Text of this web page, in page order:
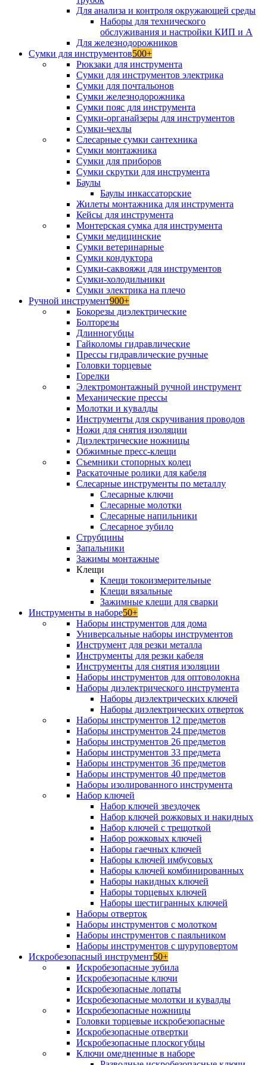
Для анализа и контроля окружающей среды
Наборы для технического
обслуживания и настройки КИП и А
Для железнодорожников
Сумки для инструментов500+
Рюкзаки для инструмента
Сумки для инструментов электрика
Сумки для почтальонов
Сумки железнодорожника
Сумки пояс для инструмента
Сумки-органайзеры для инструментов
Сумки-чехлы
Слесарные сумки сантехника
Сумки монтажника
Сумки для приборов
Сумки скрутки для инструмента
Баулы
Баулы инкассаторские
Жилеты монтажника для инструмента
Кейсы для инструмента
Монтерская сумка для инструмента
Сумки медицинские
Сумки ветеринарные
Сумки кондуктора
Сумки-саквояжи для инструментов
Сумки-холодильники
Сумки электрика на плечо
Ручной инструмент900+
Бокорезы диэлектрические
Болторезы
Длинногубцы
Гайколомы гидравлические
Прессы гидравлические ручные
Головки торцевые
Горелки
Электромонтажный ручной инструмент
Механические прессы
Молотки и кувалды
Инструменты для скручивания проводов
Ножи для снятия изоляции
Диэлектрические ножницы
Обжимные пресс-клещи
Съемники стопорных колец
Раскаточные ролики для кабеля
Слесарные инструменты по металлу
Слесарные ключи
Слесарные молотки
Слесарные напильники
Слесарное зубило
Струбцины
Запальники
Зажимы монтажные
Клещи
Клещи токоизмерительные
Клещи вязальные
Зажимные клещи для сварки
Инструменты в наборе50+
Наборы инструментов для дома
Универсальные наборы инструментов
Инструмент для резки металла
Инструменты для резки кабеля
Инструменты для снятия изоляции
Наборы инструментов для оптоволокна
Наборы диэлектрического инструмента
Наборы диэлектрических ключей
Наборы диэлектрических отверток
Наборы инструментов 12 предметов
Наборы инструментов 24 предметов
Наборы инструментов 26 предметов
Наборы инструментов 33 предмета
Наборы инструментов 36 предметов
Наборы инструментов 40 предметов
Наборы изолированного инструмента
Набор ключей
Набор ключей звездочек
Набор ключей рожковых и накидных
Набор ключей с трещоткой
Набор рожковых ключей
Наборы гаечных ключей
Наборы ключей имбусовых
Наборы ключей комбинированных
Наборы накидных ключей
Наборы торцевых ключей
Наборы шестигранных ключей
Наборы отверток
Наборы инструментов с молотком
Наборы инструментов с паяльником
Наборы инструментов с шуруповертом
Искробезопасный инструмент50+
Искробезопасные зубила
Искробезопасные ключи
Искробезопасные лопаты
Искробезопасные молотки и кувалды
Искробезопасные ножницы
Головки торцевые искробезопасные
Искробезопасные отвертки
Искробезопасные плоскогубцы
Ключи омедненные в наборе